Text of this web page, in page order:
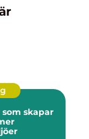
skapar